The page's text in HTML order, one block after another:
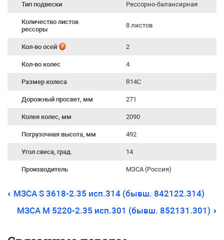
Тип подвески Рессорно-балансирная
Количество листов
рессоры
8 листов
Кол-во осей 2
Кол-во колес 4
Размер колеса R14С
Дорожный просвет, мм 271
Колея колес, мм 2090
Погрузочная высота, мм 492
Угол свеса, град. 14
Производитель МЗСА (Россия)
МЗСА S 3618-2.35 исп.314 (бывш. 842122.314)
МЗСА М 5220-2.35 исп.301 (бывш. 852131.301)